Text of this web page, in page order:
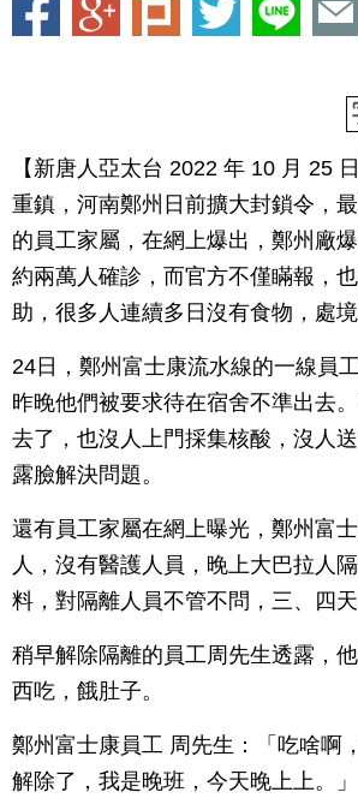
【新唐人亞太台 2022 年 10 月 25
重鎮，河南鄭州日前擴大封鎖令，
的員工家屬，在網上爆出，鄭州廠
約兩萬人確診，而官方不僅瞞報，
助，很多人連續多日沒有食物，處境
24日，鄭州富士康流水線的一線員
昨晚他們被要求待在宿舍不準出去
去了，也沒人上門採集核酸，沒人
露臉解決問題。
還有員工家屬在網上曝光，鄭州富
人，沒有醫護人員，晚上大巴拉人
料，對隔離人員不管不問，三、四天
稍早解除隔離的員工周先生透露，
西吃，餓肚子。
鄭州富士康員工 周先生：「吃啥啊
解除了，我是晚班，今天晚上上。」